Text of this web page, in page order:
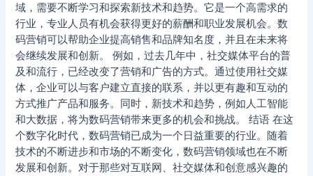
域，需要不断学习和探索新技术和趋势。它是一个高需求的
行业，专业人员有机会获得更好的薪酬和职业发展机会。数
码营销可以帮助企业提高销售和品牌知名度，并且在未来将
会继续发展和创新。 例如，过去几年中，社交媒体平台的普
及和流行，已经改变了营销和广告的方式。通过使用社交媒
体，企业可以与客户建立直接的联系，并以更有趣和互动的
方式推广产品和服务。同时，新技术和趋势，例如人工智能
和大数据，将为数码营销带来更多的机会和挑战。 结语 在这
个数字化时代，数码营销已成为一个日益重要的行业。随着
技术的不断进步和市场的不断变化，数码营销领域也在不断
发展和创新。对于那些对互联网、社交媒体和创意感兴趣的